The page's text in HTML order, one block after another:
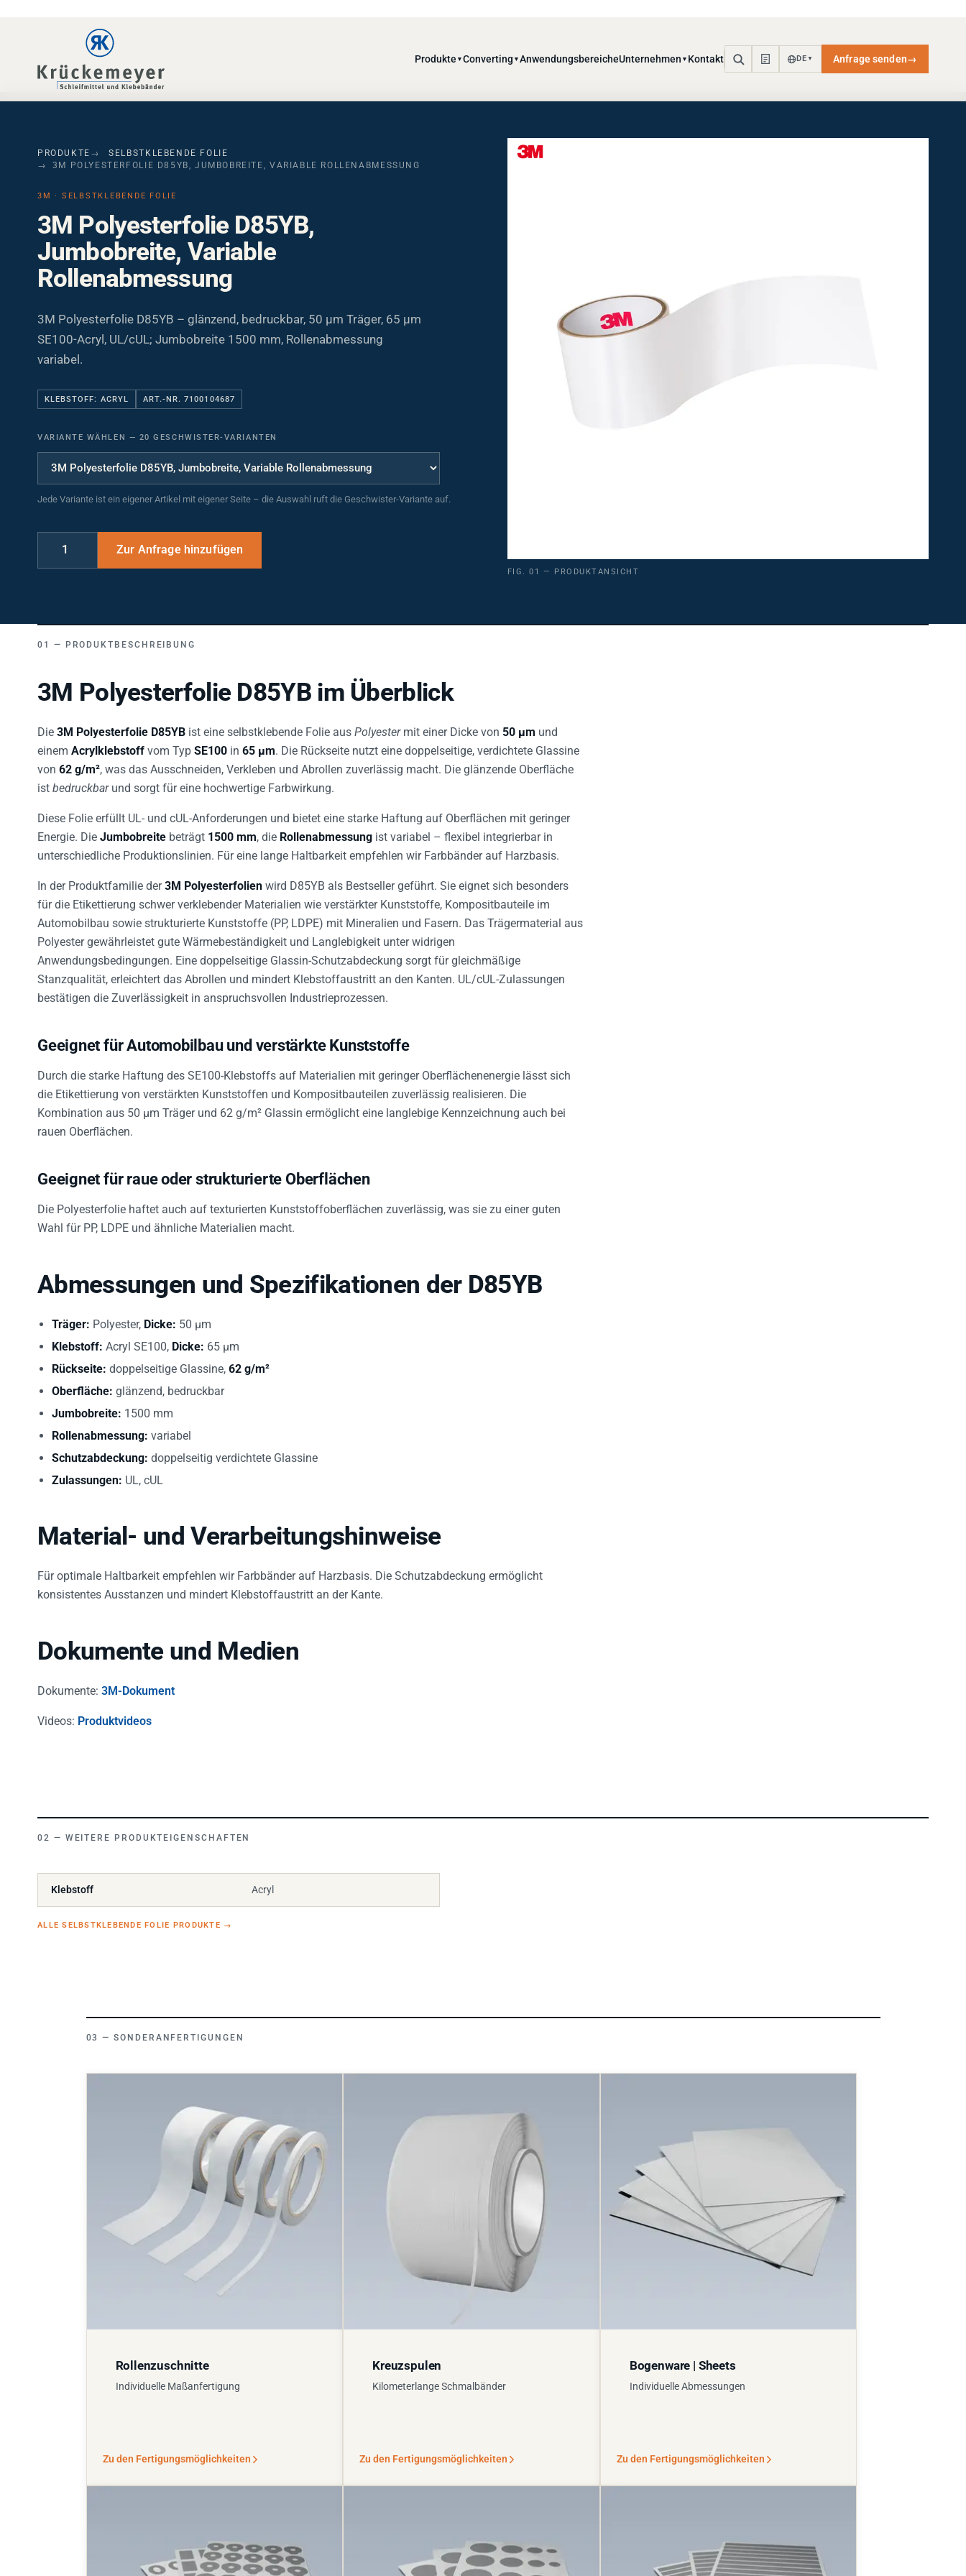
3M POLYESTERFOLIE D85YB, JUMBOBREITE, VARIABLE ROLLENABMESSUNG
3M Polyesterfolie D85YB,
Jumbobreite, Variable
Rollenabmessung
3M Polyesterfolie D85YB – glänzend, bedruckbar, 50 µm Träger, 65 µm
SE100-Acryl, UL/cUL; Jumbobreite 1500 mm, Rollenabmessung
variabel.
KLEBSTOFF: ACRYL ART.-NR. 7100104687
3M Polyesterfolie D85YB im Überblick
Die 3M Polyesterfolie D85YB ist eine selbstklebende Folie aus Polyester mit einer Dicke von 50 µm
und
einem
Acrylklebstoff vom Typ SE100 in 65 µm
. Die Rückseite nutzt eine doppelseitige, verdichtete Glassine
62 g/m² , was das Ausschneiden, Verkleben und Abrollen zuverlässig macht. Die glänzende Oberfläche
ist
bedruckbar und sorgt für eine hochwertige Farbwirkung.
Diese Folie erfüllt UL- und cUL-Anforderungen und bietet eine starke Haftung auf Oberflächen mit geringer
Energie. Die
Jumbobreite beträgt 1500 mm , die Rollenabmessung
ist variabel – flexibel integrierbar in
unterschiedliche Produktionslinien. Für eine lange Haltbarkeit empfehlen wir Farbbänder auf Harzbasis.
In der Produktfamilie der 3M Polyesterfolien
wird D85YB als Bestseller geführt. Sie eignet sich besonders
für die Etikettierung schwer verklebender Materialien wie verstärkter Kunststoffe, Kompositbauteile im
Automobilbau sowie strukturierte Kunststoffe (PP, LDPE) mit Mineralien und Fasern. Das Trägermaterial aus
Polyester gewährleistet gute Wärmebeständigkeit und Langlebigkeit unter widrigen
Anwendungsbedingungen. Eine doppelseitige Glassin-Schutzabdeckung sorgt für gleichmäßige
Stanzqualität, erleichtert das Abrollen und mindert Klebstoffaustritt an den Kanten. UL/cUL-Zulassungen
bestätigen die Zuverlässigkeit in anspruchsvollen Industrieprozessen.
Geeignet für Automobilbau und verstärkte Kunststoffe
Durch die starke Haftung des SE100-Klebstoffs auf Materialien mit geringer Oberflächenenergie lässt sich
die Etikettierung von verstärkten Kunststoffen und Kompositbauteilen zuverlässig realisieren. Die
Kombination aus 50 µm Träger und 62 g/m² Glassin ermöglicht eine langlebige Kennzeichnung auch bei
rauen Oberflächen.
Geeignet für raue oder strukturierte Oberflächen
Die Polyesterfolie haftet auch auf texturierten Kunststoffoberflächen zuverlässig, was sie zu einer guten
Wahl für PP, LDPE und ähnliche Materialien macht.
Abmessungen und Spezifikationen der D85YB
Träger: Polyester, Dicke:
50 µm
Klebstoff:
Acryl SE100, Dicke:
65 µm
Rückseite:
doppelseitige Glassine,
62 g/m²
Oberfläche:
glänzend, bedruckbar
Jumbobreite:
1500 mm
Rollenabmessung:
variabel
Schutzabdeckung:
doppelseitig verdichtete Glassine
Zulassungen:
UL, cUL
Material- und Verarbeitungshinweise
Für optimale Haltbarkeit empfehlen wir Farbbänder auf Harzbasis. Die Schutzabdeckung ermöglicht
konsistentes Ausstanzen und mindert Klebstoffaustritt an der Kante.
Dokumente und Medien
Dokumente: 3M-Dokument
Videos: Produktvideos
Rollenzuschnitte Kreuzspulen Bogenware | Sheets